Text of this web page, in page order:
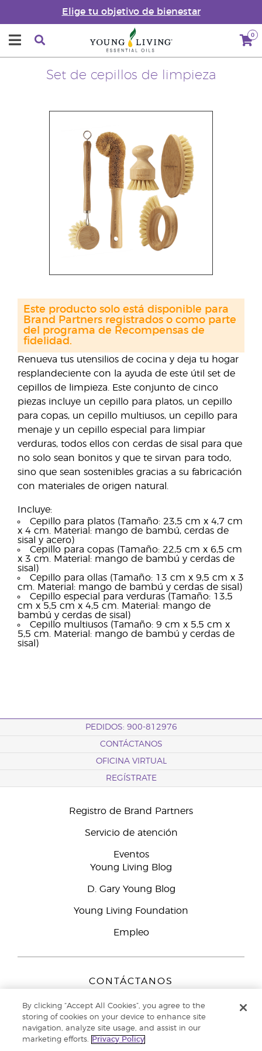
Elige tu objetivo de bienestar
0
Set de cepillos de limpieza
Renueva tus utensilios de cocina y deja tu hogar
resplandeciente con la ayuda de este útil set de
cepillos de limpieza. Este conjunto de cinco
piezas incluye un cepillo para platos, un cepillo
para copas, un cepillo multiusos, un cepillo para
menaje y un cepillo especial para limpiar
verduras, todos ellos con cerdas de sisal para que
no solo sean bonitos y que te sirvan para todo,
sino que sean sostenibles gracias a su fabricación
con materiales de origen natural.
Incluye:
Cepillo para platos (Tamaño: 23,5 cm x 4,7 cm
x 4 cm. Material: mango de bambú, cerdas de
sisal y acero)
Cepillo para copas (Tamaño: 22,5 cm x 6,5 cm
x 3 cm. Material: mango de bambú y cerdas de
sisal)
Cepillo para ollas (Tamaño: 13 cm x 9,5 cm x 3
cm. Material: mango de bambú y cerdas de sisal)
Cepillo especial para verduras (Tamaño: 13,5
cm x 5,5 cm x 4,5 cm. Material: mango de
bambú y cerdas de sisal)
Cepillo multiusos (Tamaño: 9 cm x 5,5 cm x
5,5 cm. Material: mango de bambú y cerdas de
sisal)
Este producto solo está disponible para
Brand Partners registrados o como parte
del programa de Recompensas de
fidelidad.
PEDIDOS: 900-812976
CONTÁCTANOS
OFICINA VIRTUAL
REGÍSTRATE
Registro de Brand Partners
Servicio de atención
Eventos
Young Living Blog
D. Gary Young Blog
Young Living Foundation
Empleo
CONTÁCTANOS
Peizerweg 97
9727 AJ Groningen
Netherlands
By clicking “Accept All Cookies”, you agree to the
storing of cookies on your device to enhance site
navigation, analyze site usage, and assist in our
marketing efforts.
Privacy Policy